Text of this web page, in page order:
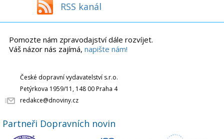
RSS kanál
Pomozte nám zpravodajství dále rozvíjet.
Váš názor nás zajímá, napište nám!
České dopravní vydavatelství s.r.o.
Petýrkova 1959/11, 148 00 Praha 4
redakce@dnoviny.cz
Partneři Dopravních novin